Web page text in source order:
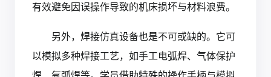
有效避免因误操作导致的机床损坏与材料浪费。
另外，焊接仿真设备也是不可或缺的。它可
以模拟多种焊接工艺，如手工电弧焊、气体保护